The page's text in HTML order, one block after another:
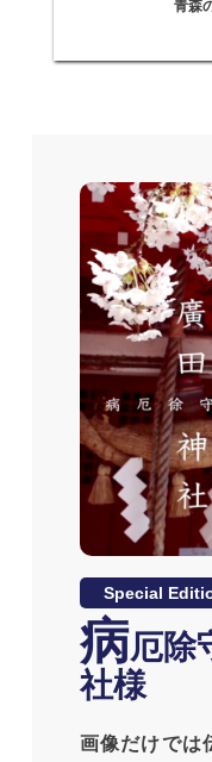
青森
Special
病厄除
社様
画像だけでは